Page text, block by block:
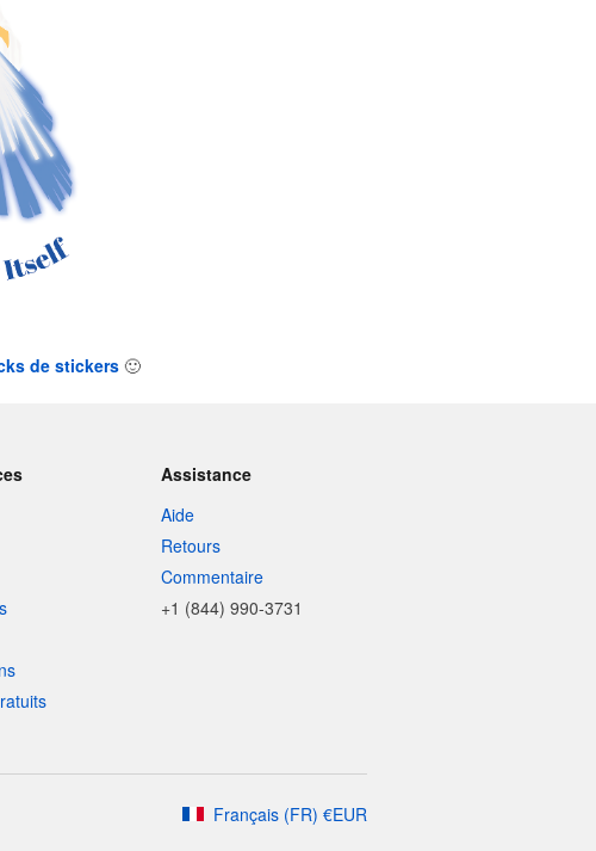
de stickers 🙂
Assistance
Aide
Retours
Commentaire
+1 (844) 990-3731
Français (FR) €EUR